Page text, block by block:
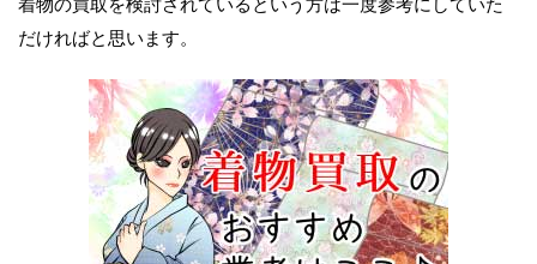
だければと思います。